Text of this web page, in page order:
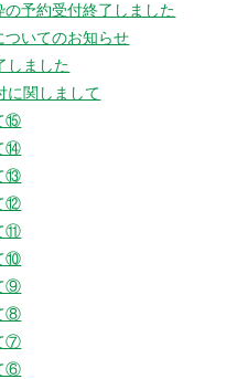
予約受付終了しました
いてのお知らせ
しました
関しまして
⑮
⑭
⑬
⑫
⑪
⑩
⑨
⑧
⑦
⑥